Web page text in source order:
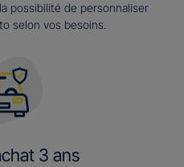
possibilité de personnaliser
selon vos besoins.
3 ans​